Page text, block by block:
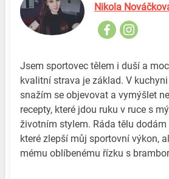
Nikola
Jsem sportovec tělem i duší a
kvalitní strava je základ. V
snažím se objevovat a vymýšlet
recepty, které jdou ruku v ruce s
životním stylem. Ráda tělu
které zlepší můj sportovní výkon,
mému oblíbenému řízku s